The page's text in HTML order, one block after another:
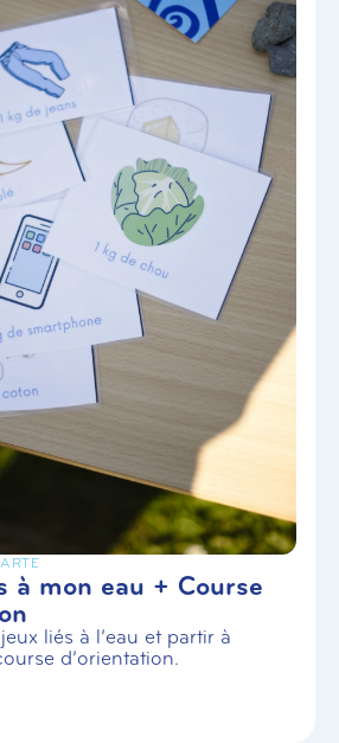
à mon eau + Course
liés à l’eau et partir à
d’orientation.